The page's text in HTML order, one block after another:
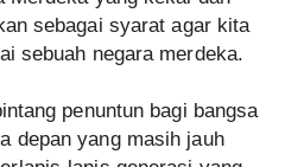
sebagai syarat agar kita
sebuah negara merdeka.
penuntun bagi bangsa
depan yang masih jauh